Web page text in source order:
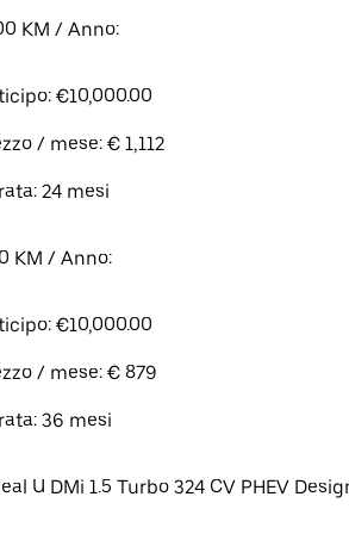
KM / Anno:
€10,000.00
/ mese: € 1,112
24 mesi
KM / Anno:
€10,000.00
/ mese: € 879
36 mesi
U DMi 1.5 Turbo 324 CV PHEV